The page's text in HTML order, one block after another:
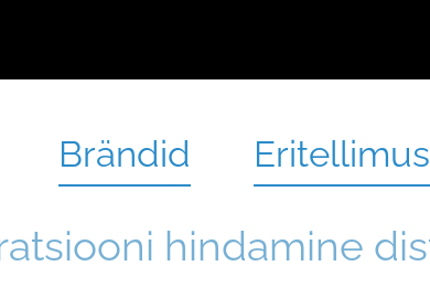
Brändid Eritellimus
hindamine